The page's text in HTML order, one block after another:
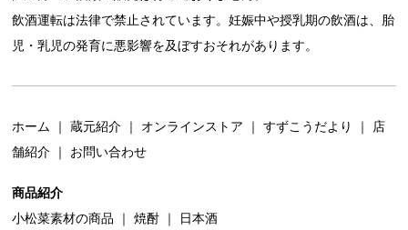
飲酒運転は法律で禁止されています。妊娠中や授乳期の飲酒は、胎
児・乳児の発育に悪影響を及ぼすおそれがあります。
ホーム ｜蔵元紹介 ｜ オンラインストア ｜すずこうだより ｜ 店
舗紹介 ｜ お問い合わせ
商品紹介
小松菜素材の商品 ｜焼酎 ｜ 日本酒